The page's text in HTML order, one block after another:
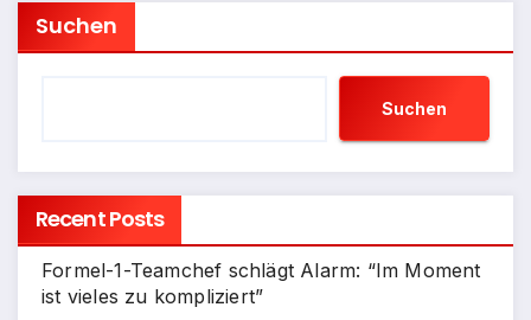
Suchen
Suchen
Recent Posts
Formel-1-Teamchef schlägt Alarm: “Im Moment
ist vieles zu kompliziert”